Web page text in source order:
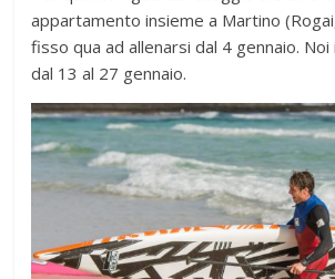
appartamento insieme a Martino
fisso qua ad allenarsi dal 4 gennaio.
dal 13 al 27 gennaio.